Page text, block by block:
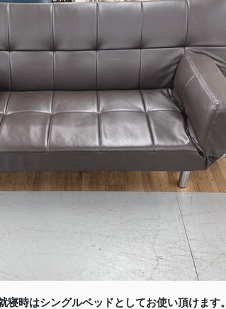
寝時はシングルベッドとしてお使い頂けます。